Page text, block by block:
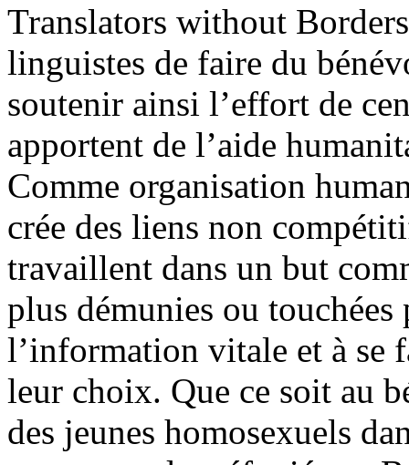
Translators without
linguistes de faire du
soutenir ainsi l’effort de
apportent de l’aide
Comme organisation
crée des liens non
travaillent dans un but
plus démunies ou touchées
l’information vitale et à se
leur choix. Que ce soit au
des jeunes homosexuels